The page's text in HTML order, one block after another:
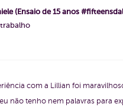
(Ensaio de 15 anos
com a Lillian foi
não tenho nem palavras para